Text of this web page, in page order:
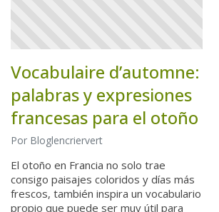
Vocabulaire d’automne:
palabras y expresiones
francesas para el otoño
Por Bloglencriervert
El otoño en Francia no solo trae
consigo paisajes coloridos y días más
frescos, también inspira un vocabulario
propio que puede ser muy útil para